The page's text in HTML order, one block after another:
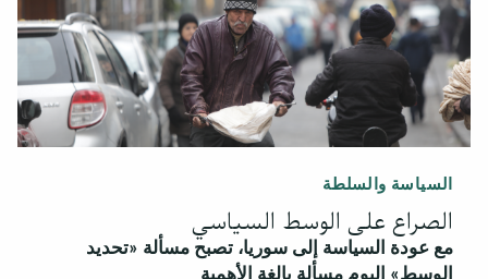
السياسة والسلطة
الصراع على الوسط السياسي
مع عودة السياسة إلى سوريا، تصبح مسألة «تحديد